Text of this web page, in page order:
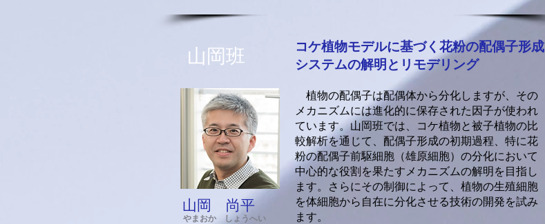
​山岡班
山岡 尚平
やまおか しょうへい
コケ植物モデルに基づく花粉の配偶子形成
システムの解明とリモデリング
植物の配偶子は配偶体から分化しますが、その
メカニズムには進化的に保存された因子が使われ
ています。山岡班では、コケ植物と被子植物の比
較解析を通じて、配偶子形成の初期過程、特に花
粉の配偶子前駆細胞（雄原細胞）の分化において
中心的な役割を果たすメカニズムの解明を目指し
ます。さらにその制御によって、植物の生殖細胞
を体細胞から自在に分化させる技術の開発を試み
ます。